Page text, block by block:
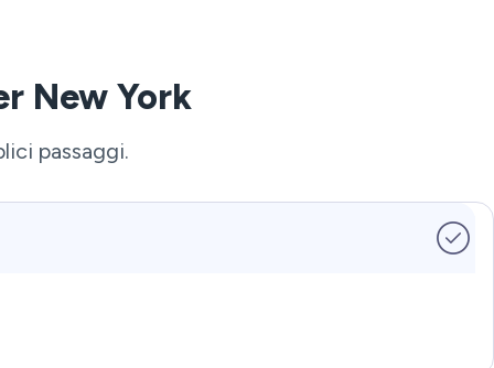
New York
passaggi.